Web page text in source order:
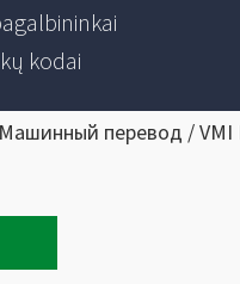
kodai
перевод /